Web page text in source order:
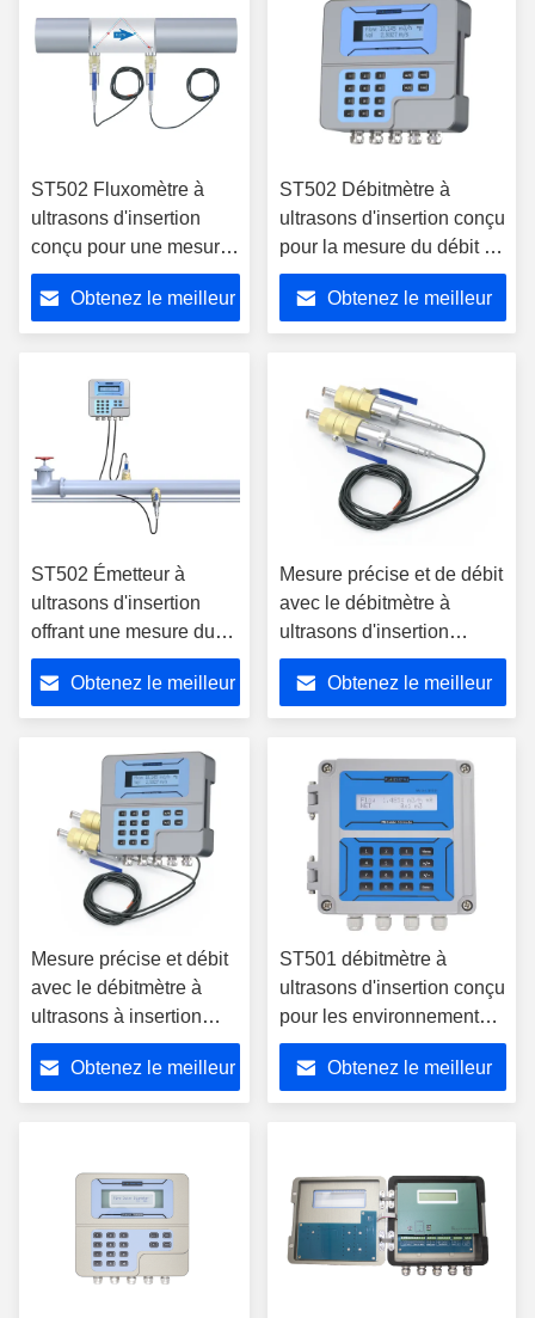
ST502 Fluxomètre à
ultrasons d'insertion
conçu pour une mesure
précise du débit avec
une précision de ± 0,5%
sur une large gamme de
Obtenez le meilleur
ST502 Débitmètre à
ultrasons d'insertion conçu
pour la mesure du débit en
temps de transit avec une
grande précision sur
diverses tailles de tuyaux
Obtenez le meilleur
ST502 Émetteur à
ultrasons d'insertion
offrant une mesure du
débit avec une précision
de plus moins 0,5% pour
diverses tailles de
Obtenez le meilleur
Mesure précise et de débit
avec le débitmètre à
ultrasons d'insertion
ST502 doté d'une
technologie de traitement
du signal numérique et de
Obtenez le meilleur
Mesure précise et débit
avec le débitmètre à
ultrasons à insertion
ST502 utilisant la
méthode du temps de
transit ultrasonique pour
Obtenez le meilleur
ST501 débitmètre à
ultrasons d'insertion conçu
pour les environnements
difficiles avec un capteur
IP68 et un traitement
adaptatif du signal pour
Obtenez le meilleur